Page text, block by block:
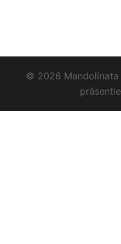
© 2026 Mandolinata